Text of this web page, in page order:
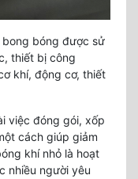
bóng được sử
thiết bị công
khí, động cơ, thiết
việc đóng gói, xốp
cách giúp giảm
khí nhỏ là hoạt
nhiều người yêu